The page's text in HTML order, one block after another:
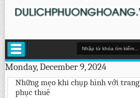
Monday, December 9, 2024
Những mẹo khi chụp hình với trang
phục thuê